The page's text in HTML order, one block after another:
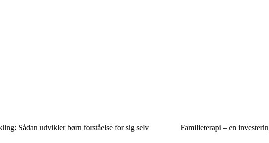
Sådan udvikler børn forståelse for sig selv Familieterapi – en